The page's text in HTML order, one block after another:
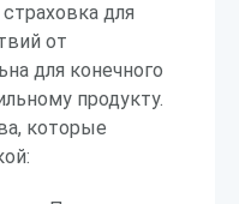
для
от
для конечного
продукту.
которые